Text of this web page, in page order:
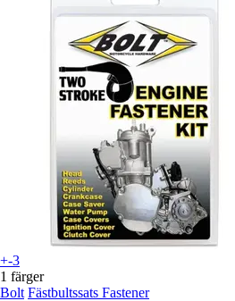
+-3
1 färger
Bolt Fästbultssats Fastener